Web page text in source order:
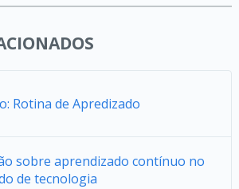
Rotina de Apredizado
sobre aprendizado contínuo no
de tecnologia